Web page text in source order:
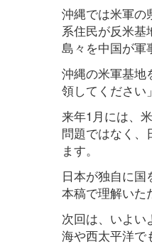
沖縄では米軍の
系住民が反米基
島々を中国が軍
沖縄の米軍基地
領してください
来年1月には、
問題ではなく、
ます。
日本が独自に
本稿で理解いた
次回は、いよい
海や西太平洋で